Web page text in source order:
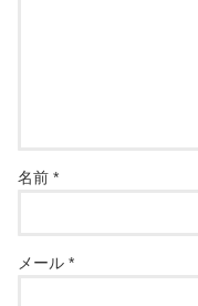
名前*
メール*